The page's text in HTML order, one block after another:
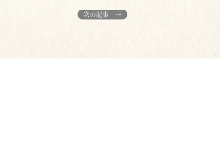
次の記事 →